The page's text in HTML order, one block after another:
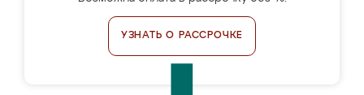
УЗНАТЬ О РАССРОЧКЕ